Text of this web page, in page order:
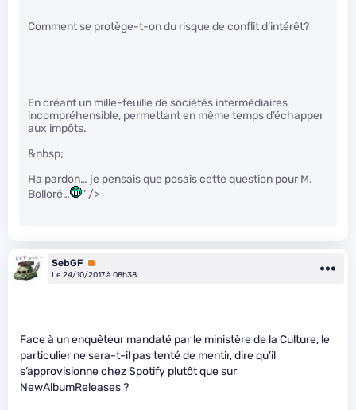
Comment se protège-t-on du risque de conflit d’intérêt?
En créant un mille-feuille de sociétés intermédiaires
incompréhensible, permettant en même temps d’échapper
aux impôts.
&nbsp;
Ha pardon… je pensais que posais cette question pour M.
Bolloré…
" />
SebGF Premium
Le 24/10/2017 à 08h38
Face à un enquêteur mandaté par le ministère de la Culture, le
particulier ne sera-t-il pas tenté de mentir, dire qu’il
s’approvisionne chez Spotify plutôt que sur
NewAlbumReleases ?